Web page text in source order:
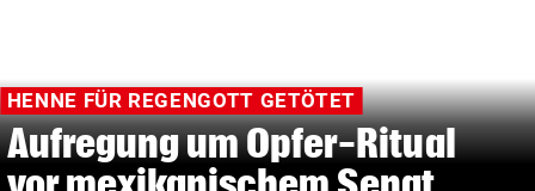
HENNE FÜR REGENGOTT GETÖTET
Aufregung um Opfer-Ritual